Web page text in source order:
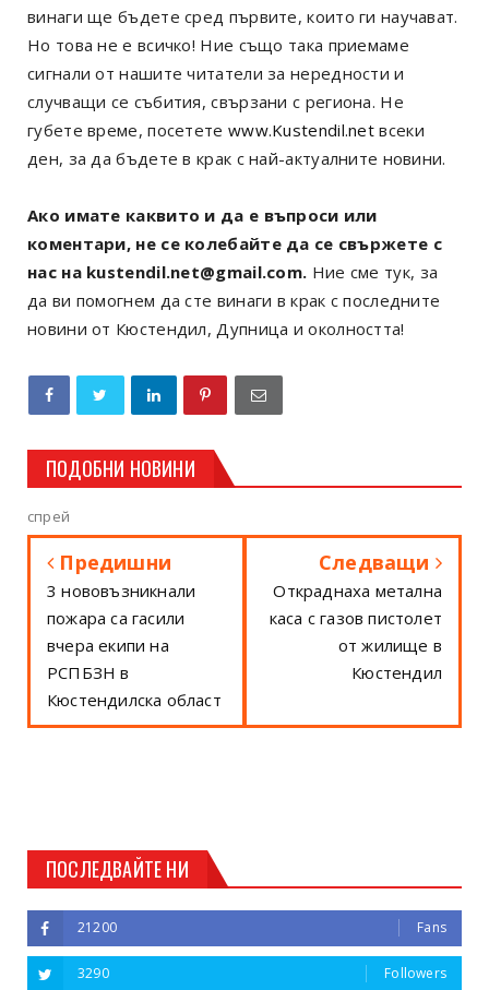
винаги ще бъдете сред първите, които ги научават.
Но това не е всичко! Ние също така приемаме
сигнали от нашите читатели за нередности и
случващи се събития, свързани с региона. Не
губете време, посетете www.Kustendil.net всеки
ден, за да бъдете в крак с най-актуалните новини.
Ако имате каквито и да е въпроси или
коментари, не се колебайте да се свържете с
нас на kustendil.net@gmail.com. Ние сме тук, за
да ви помогнем да сте винаги в крак с последните
новини от Кюстендил, Дупница и околността!
ПОДОБНИ НОВИНИ
спрей
Предишни
3 нововъзникнали
пожара са гасили
вчера екипи на
РСПБЗН в
Кюстендилска област
Следващи
Откраднаха метална
каса с газов пистолет
от жилище в
Кюстендил
ПОСЛЕДВАЙТЕ НИ
21200 Fans
3290 Followers